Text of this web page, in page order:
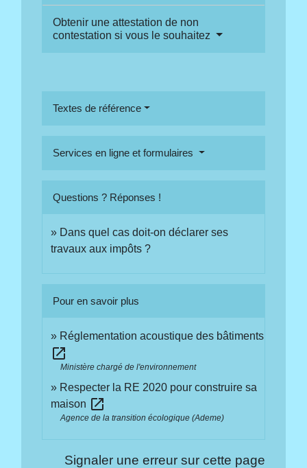
Obtenir une attestation de non
contestation si vous le souhaitez
Textes de référence
Services en ligne et formulaires
Questions ? Réponses !
Dans quel cas doit-on déclarer ses
travaux aux impôts ?
Pour en savoir plus
Réglementation acoustique des bâtiments
open_in_new
Ministère chargé de l'environnement
Respecter la RE 2020 pour construire sa
maison open_in_new
Agence de la transition écologique (Ademe)
Signaler une erreur sur cette page